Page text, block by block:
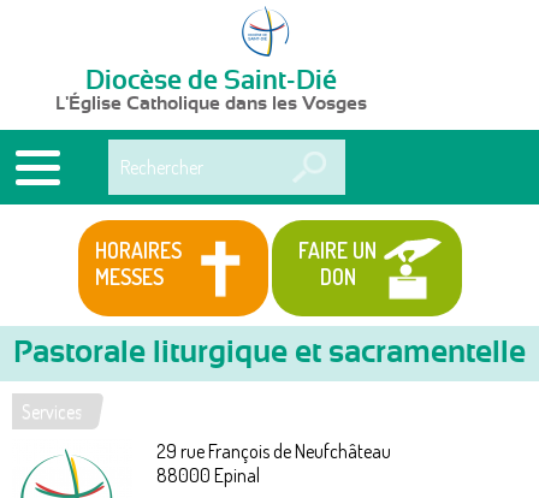
Diocèse de Saint-Dié
L'Église Catholique dans les Vosges
HORAIRES
MESSES
FAIRE UN
DON
Vous
êtes
Services
Pastorale liturgique et sacramentelle
29 rue François de Neufchâteau
88000 Epinal